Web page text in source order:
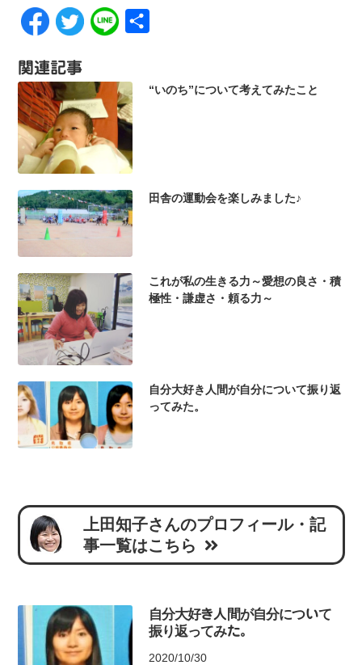
関連記事
“いのち”について考えてみたこと
田舎の運動会を楽しみました♪
これが私の生きる力～愛想の良さ・積
極性・謙虚さ・頼る力～
自分大好き人間が自分について振り返
ってみた。
上田知子さんのプロフィール・記
事一覧はこちら
自分大好き人間が自分について
振り返ってみた。
2020/10/30